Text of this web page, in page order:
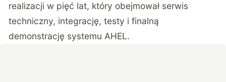
realizacji w pięć lat, który obejmował serwis
techniczny, integrację, testy i finalną
demonstrację systemu AHEL.